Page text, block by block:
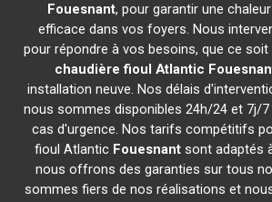
Fouesnant, pour garantir une
efficace dans vos foyers. Nous
pour répondre à vos besoins, que ce soit
chaudière fioul Atlantic
installation neuve. Nos délais
nous sommes disponibles 24h/24 et 7j/7
cas d'urgence. Nos tarifs compétitifs
fioul Atlantic Fouesnant sont adaptés
nous offrons des garanties sur tous
sommes fiers de nos réalisations et